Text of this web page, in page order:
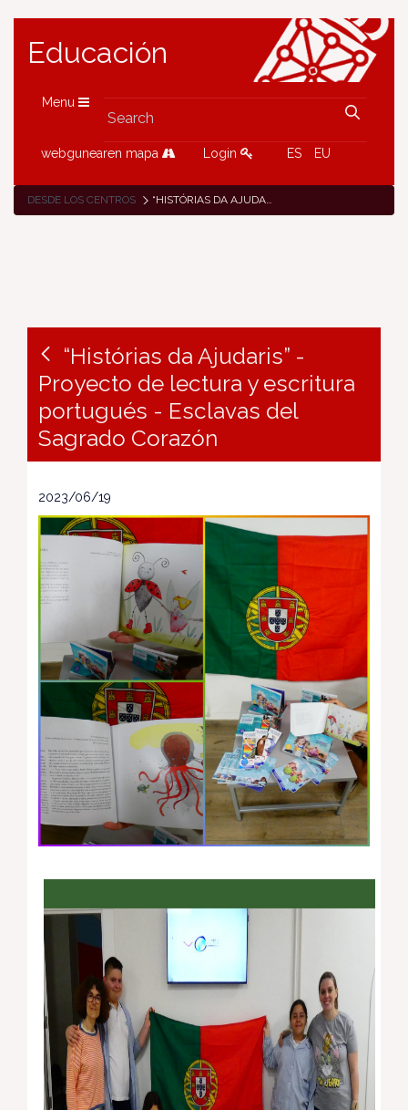
Educación
Menu
webgunearen mapa Login ES EU
DESDE LOS CENTROS “HISTÓRIAS DA AJUDARIS” - PROYECTO DE LECTURA Y ESCRITURA PORTUGUÉS - ESCLAVAS DEL SAGRADO CORAZÓN
“Histórias da Ajudaris” -
Proyecto de lectura y escritura
portugués - Esclavas del
Sagrado Corazón
2023/06/19